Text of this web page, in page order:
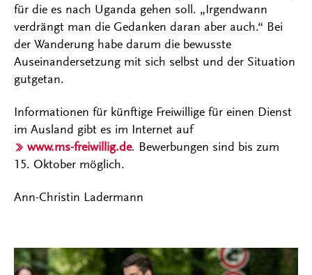
für die es nach Uganda gehen soll. „Irgendwann
verdrängt man die Gedanken daran aber auch.“ Bei
der Wanderung habe darum die bewusste
Auseinandersetzung mit sich selbst und der Situation
gutgetan.
Informationen für künftige Freiwillige für einen Dienst
im Ausland gibt es im Internet auf
www.ms-freiwillig.de. Bewerbungen sind bis zum
15. Oktober möglich.
Ann-Christin Ladermann